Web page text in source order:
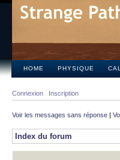
HOME PHYSIQUE
Connexion Inscription
Voir les messages sans réponse |
Index du forum